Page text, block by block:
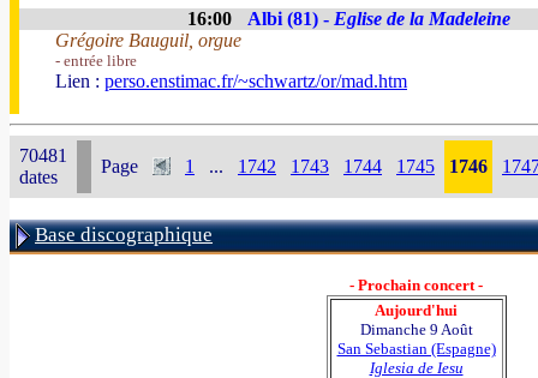
16:00 Albi (81) - Eglise de la Madeleine
Grégoire Bauguil, orgue
- entrée libre
Lien : perso.enstimac.fr/~schwartz/or/mad.htm
70481
dates
Page 1 ... 1742 1743 1744 1745 1746
Base discographique
- Prochain concert -
Aujourd'hui
Dimanche 9 Août
San Sebastian (Espagne)
Iglesia de Iesu